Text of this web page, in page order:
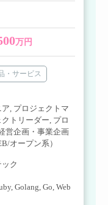
万円
・サービス
, プロジェクトマ
トリーダー, プロ
営企画・事業企画
オープン系）
ク
, Golang, Go, Web